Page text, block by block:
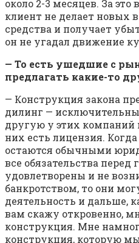
около 2-3 месяцев. За это
клиент не делает новых
средства и получает
он не угадал движение
— То есть ушедшие с
предлагать какие-то
— Конструкция закона
дилинг —
другую у этих компаний
них есть лицензия.
остаются обычными
все обязательства
удовлетворены и не
банкротством, то они
деятельность и дальше,
вам скажу откровенно,
конструкция. Мне
конструкция, которую